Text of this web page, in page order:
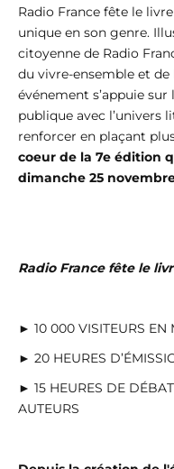
Radio France fête le
unique en son genre.
citoyenne de Radio
du vivre-ensemble et
événement s’appuie
publique avec l’univers
renforcer en plaçant
coeur de la 7e édition
dimanche 25
Radio France fête le
► 10 000 VISITEURS EN
► 20 HEURES
► 15 HEURES DE
AUTEURS